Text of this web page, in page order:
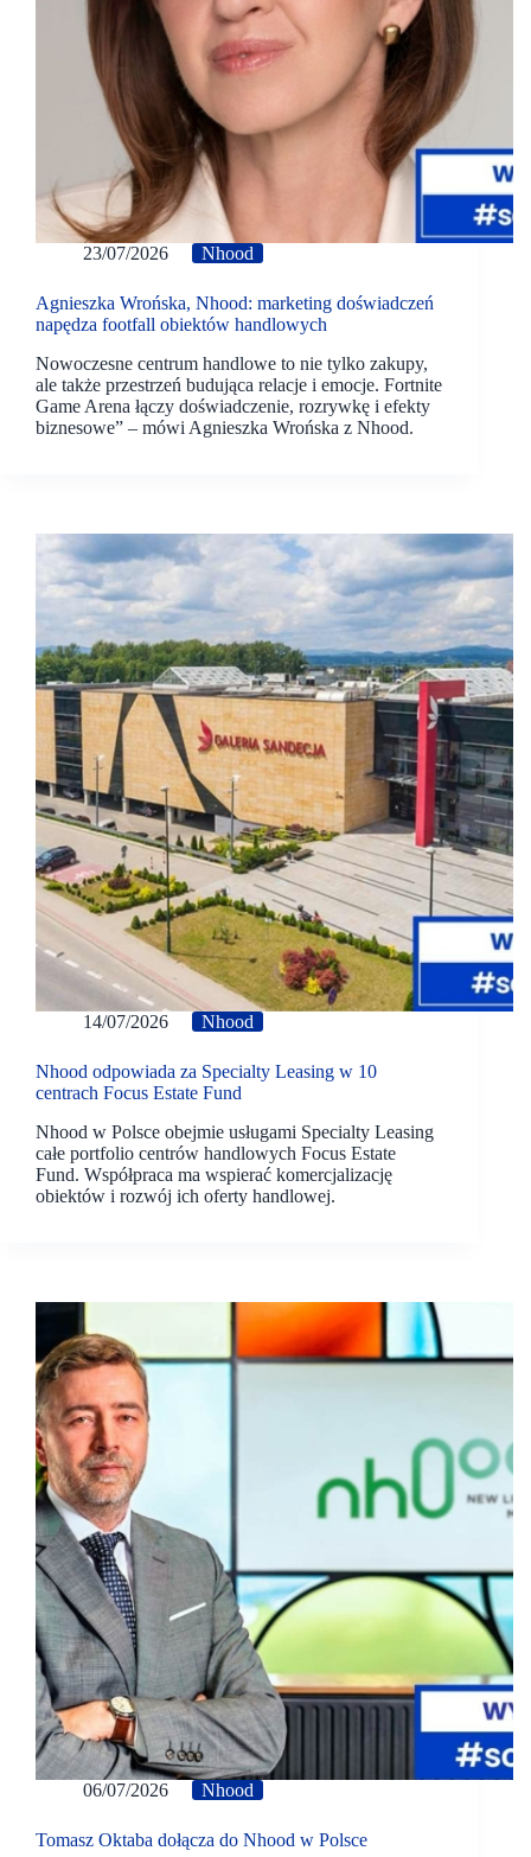
23/07/2026 Nhood
Agnieszka Wrońska, Nhood: marketing doświadczeń
napędza footfall obiektów handlowych
Nowoczesne centrum handlowe to nie tylko zakupy,
ale także przestrzeń budująca relacje i emocje. Fortnite
Game Arena łączy doświadczenie, rozrywkę i efekty
biznesowe” – mówi Agnieszka Wrońska z Nhood.
14/07/2026 Nhood
Nhood odpowiada za Specialty Leasing w 10
centrach Focus Estate Fund
Nhood w Polsce obejmie usługami Specialty Leasing
całe portfolio centrów handlowych Focus Estate
Fund. Współpraca ma wspierać komercjalizację
obiektów i rozwój ich oferty handlowej.
06/07/2026 Nhood
Tomasz Oktaba dołącza do Nhood w Polsce